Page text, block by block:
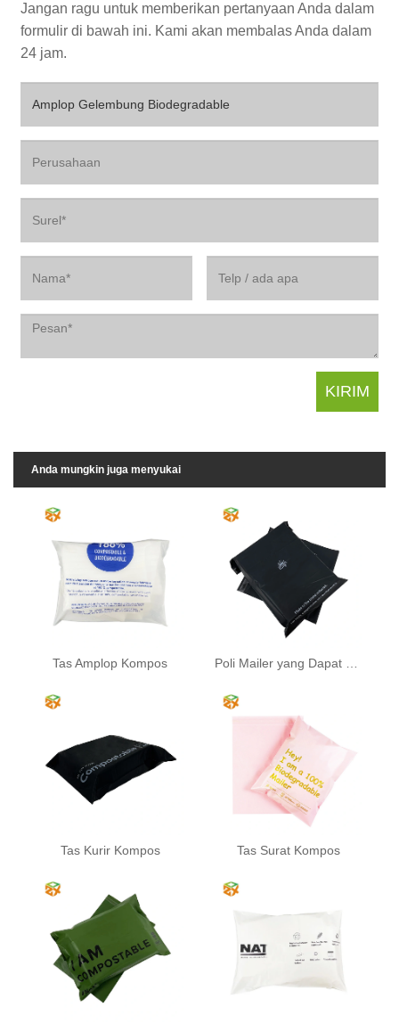
Jangan ragu untuk memberikan pertanyaan Anda dalam
formulir di bawah ini. Kami akan membalas Anda dalam
24 jam.
Anda mungkin juga menyukai
Tas Amplop Kompos Poli Mailer yang Dapat Terurai Secara Biodegradasi
Tas Kurir Kompos Tas Surat Kompos